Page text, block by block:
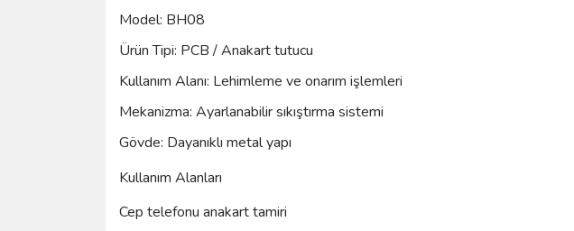
Model: BH08
Ürün Tipi: PCB / Anakart tutucu
Kullanım Alanı: Lehimleme ve onarım işlemleri
Mekanizma: Ayarlanabilir sıkıştırma sistemi
Gövde: Dayanıklı metal yapı
Kullanım Alanları
Cep telefonu anakart tamiri